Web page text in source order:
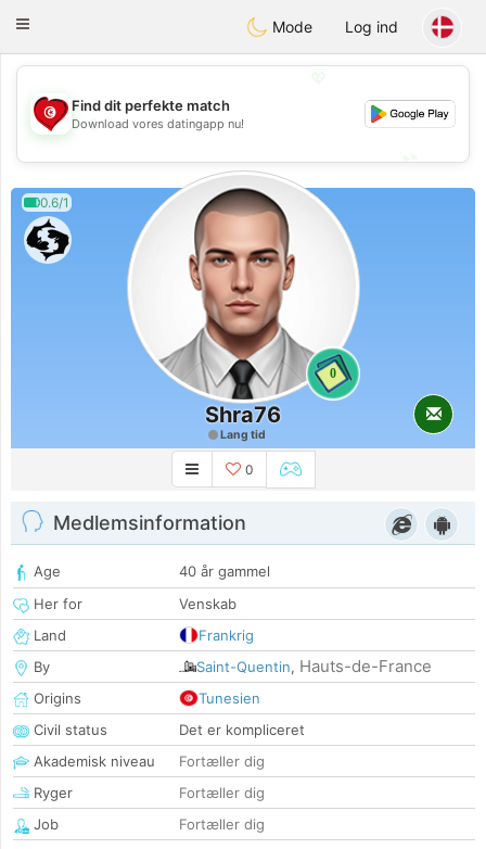
Tunisia Dating
Toggle
Mode Log ind
💖
💕
Find dit perfekte match
Download vores datingapp nu!
0.6/1
0
Shra76
Lang tid
0
Medlemsinformation
Age
40 år gammel
Her for
Venskab
Land
Frankrig
By
Saint-Quentin, Hauts-de-France
Origins
Tunesien
Civil status
Det er kompliceret
Akademisk niveau
Fortæller dig
Ryger
Fortæller dig
Job
Fortæller dig